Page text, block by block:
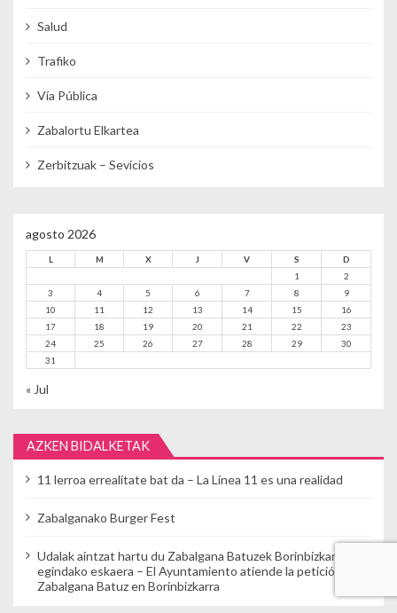
Salud
Trafiko
Vía Pública
Zabalortu Elkartea
Zerbitzuak – Sevicios
agosto 2026
L M X J V S
D
1
2
3
4 5 6 7 8
9
10
11 12 13 14 15
16
17
18 19 20 21 22
23
24
25 26 27 28 29
30
31
« Jul
AZKEN BIDALKETAK
11 lerroa errealitate bat da – La Línea 11 es una realidad
Zabalganako Burger Fest
Udalak aintzat hartu du Zabalgana Batuzek Borinbizkarran
egindako eskaera – El Ayuntamiento atiende la petición de
Zabalgana Batuz en Borinbizkarra